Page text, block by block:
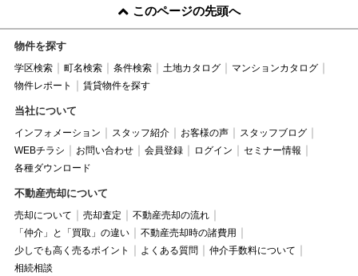
このページの先頭へ
物件を探す
学区検索 町名検索 条件検索 土地カタログ
マンションカタログ
物件レポート
賃貸物件を探す
当社について
インフォメーション スタッフ紹介 お客様の声
スタッフブログ
WEBチラシ
お問い合わせ 会員登録 ログイン
セミナー情報
各種ダウンロード
不動産売却について
売却について 売却査定
不動産売却の流れ
「仲介」と「買取」の違い
不動産売却時の諸費用
少しでも高く売るポイント
よくある質問
仲介手数料について
相続相談